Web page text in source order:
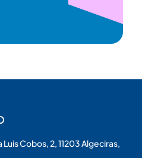
Cobos, 2, 11203 Algeciras,